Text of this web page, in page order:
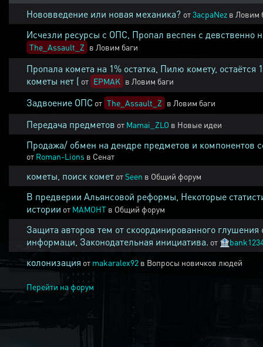
Нововведение или новая механика? от3acpaNez в Ловим
Исчезли ресурсы с ОПС, Пропал веспен с девственно
The_Assault_Z в Ловим баги
Пропала комета на 1% остатка, Пилю комету,
кометы нет ( от EPMAK в Ловим баги
Задвоение ОПС от The_Assault_Z в Ловим баги
Передача предметов от Mamai_ZLO в Новые идеи
Продажа/ обмен на дендре предметов и компонентов
от Roman-Lions в Сенат
кометы, поиск комет отSeen в Общий форум
В предверии Альянсовой реформы, Некоторые
истории от MAMOHT в Общий форум
Защита авторов тем от скоординированного глушения
информаци, Законодательная инициатива. от 🏦
колонизация от makaralex92 в Вопросы новичков людей
Перейти на форум